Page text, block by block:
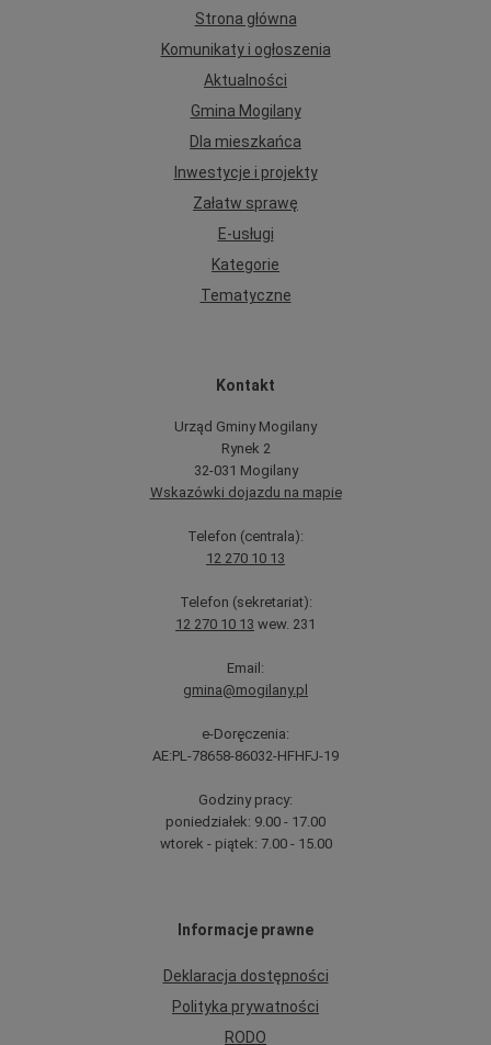
Strona główna
Komunikaty i ogłoszenia
Aktualności
Gmina Mogilany
Dla mieszkańca
Inwestycje i projekty
Załatw sprawę
E-usługi
Kategorie
Tematyczne
Kontakt
Urząd Gminy Mogilany
Rynek 2
32-031 Mogilany
Wskazówki dojazdu na mapie
Telefon (centrala):
12 270 10 13
Telefon (sekretariat):
12 270 10 13 wew. 231
Email:
gmina@mogilany.pl
e-Doręczenia:
AE:PL-78658-86032-HFHFJ-19
Godziny pracy:
poniedziałek: 9.00 - 17.00
wtorek - piątek: 7.00 - 15.00
Informacje prawne
Deklaracja dostępności
Polityka prywatności
RODO